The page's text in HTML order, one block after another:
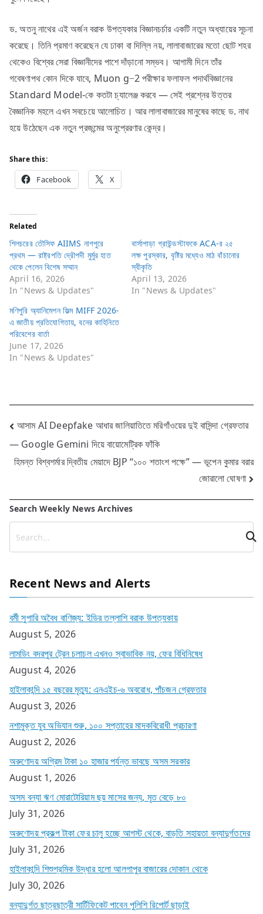
ড. অতনু নাথের এই অর্জন বরাক উপত্যকার বিজ্ঞানচর্চার একটি নতুন অধ্যায়ের সূচনা
করেছে। তিনি প্রমাণ করেছেন যে ঢাকা বা দিল্লি নয়, লালাবাজারের মতো ছোট শহর
থেকেও বিশ্বের সেরা বিজ্ঞানীদের পাশে দাঁড়ানো সম্ভব। আগামী দিনে তাঁর
গবেষণাপথ কোন দিকে যাবে, Muon g−2 পরীক্ষার ফলাফল পদার্থবিজ্ঞানের
Standard Model-কে কতটা চ্যালেঞ্জ করবে — সেই প্রশ্নের উত্তর
বৈজ্ঞানিক মহলে এখন সবচেয়ে আলোচিত। আর লালাবাজারের মানুষের কাছে ড. নাথ
হয়ে উঠেছেন এক নতুন প্রজন্মের অনুপ্রেরণার কেন্দ্র।
Share this:
Facebook X
Related
শিলচরের তৌসিফ AIIMS নাগপুরে
প্রথম — রাষ্ট্রপতি দ্রৌপদী মুর্মুর হাত
থেকে পেলেন বিশেষ সম্মান
April 16, 2026
In "News & Updates"
বার্সাপাড়া গ্রাউন্ডস্টাফকে ACA-র ২৫
লক্ষ পুরস্কার, বৃষ্টির মধ্যেও মাঠ বাঁচানোর
স্বীকৃতি
April 13, 2026
In "News & Updates"
মণিপুরি অ্যানিমেশন ফিল্ম MIFF 2026-
এ জাতীয় প্রতিযোগিতায়, বনের কাহিনিতে
পরিবেশের বার্তা
June 17, 2026
In "News & Updates"
Post
navigation
আসাম AI Deepfake আধার জালিয়াতিতে মরিগাঁওয়ের দুই বাসিন্দা গ্রেফতার
— Google Gemini দিয়ে বায়োমেট্রিক ফাঁকি
হিমন্ত বিশ্বশর্মার দ্বিতীয় মেয়াদে BJP “১০০ শতাংশ পক্ষে” — ভূপেন কুমার বরার
জোরালো ঘোষণা
Search Weekly News Archives
Recent News and Alerts
বর্মী সুপারি অবৈধ বাণিজ্য: ইডির তল্লাশি বরাক উপত্যকায়
August 5, 2026
লামডিং বদরপুর ট্রেন চলাচল এখনও স্বাভাবিক নয়, ফের বিধিনিষেধ
August 4, 2026
হাইলাকান্দি ১৫ বছরের মৃত্যু: এনএইচ-৬ অবরোধ, পাঁচজন গ্রেফতার
August 3, 2026
নশামুক্ত যুব অভিযান শুরু, ১০০ সপ্তাহের মাদকবিরোধী প্রচারণা
August 2, 2026
অরুণোদয় অগ্রিম টাকা ১০ হাজার পর্যন্ত ভাবছে অসম সরকার
August 1, 2026
অসম বন্যা ঋণ মোরাটোরিয়াম ছয় মাসের জন্য, মৃত বেড়ে ৮০
July 31, 2026
অরুণোদয় প্রকল্প টাকা ফের চালু হচ্ছে আগস্ট থেকে, বাড়তি সহায়তা বন্যাদুর্গতদের
July 31, 2026
হাইলাকান্দি শিশুশ্রমিক উদ্ধার হলো আলগাপুর বাজারের দোকান থেকে
July 30, 2026
বন্যাদুর্গত ছাত্রছাত্রী সার্টিফিকেট পাবেন পুলিশি রিপোর্ট ছাড়াই